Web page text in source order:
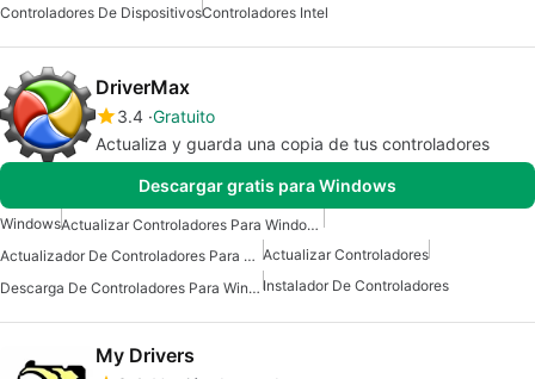
Controladores De DispositivosControladores Intel
DriverMax
3.4 Gratuito
Actualiza y guarda una copia de tus controladores
Descargar gratis para Windows
Windows
Actualizar Controladores Para Windows
Actualizador De Controladores Para Windows Actualizar Controladores
Descarga De Controladores Para Windows Instalador De Controladores
My Drivers